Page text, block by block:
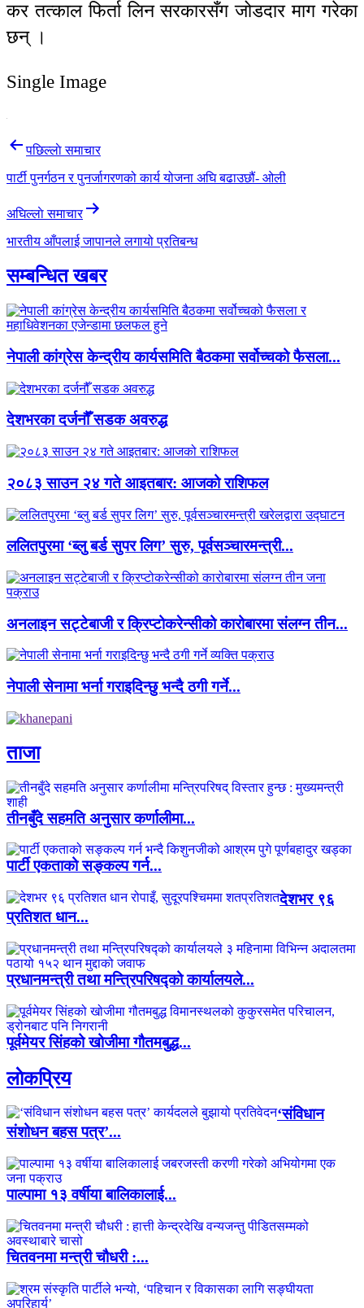
कर तत्काल फिर्ता लिन सरकारसँग जोडदार माग गरेका
छन् ।
Single Image
Post
navigation
पछिल्लाे समाचार
पार्टी पुनर्गठन र पुनर्जागरणको कार्य योजना अघि बढाउछौं- ओली
अघिल्लाे समाचार
भारतीय आँपलाई जापानले लगायो प्रतिबन्ध
सम्बन्धित खबर
नेपाली कांग्रेस केन्द्रीय कार्यसमिति बैठकमा सर्वोच्चको फैसला...
देशभरका दर्जनौँ सडक अवरुद्ध
२०८३ साउन २४ गते आइतबार: आजको राशिफल
ललितपुरमा ‘ब्लु बर्ड सुपर लिग’ सुरु, पूर्वसञ्चारमन्त्री...
अनलाइन सट्टेबाजी र क्रिप्टोकरेन्सीको कारोबारमा संलग्न तीन...
नेपाली सेनामा भर्ना गराइदिन्छु भन्दै ठगी गर्ने...
ताजा
तीनबुँदे सहमति अनुसार कर्णालीमा...
पार्टी एकताको सङ्कल्प गर्न...
देशभर ९६
प्रतिशत धान...
प्रधानमन्त्री तथा मन्त्रिपरिषद्को कार्यालयले...
पूर्वमेयर सिंहको खोजीमा गौतमबुद्ध...
लाेकप्रिय
‘संविधान
संशोधन बहस पत्र’...
पाल्पामा १३ वर्षीया बालिकालाई...
चितवनमा मन्त्री चौधरी :...